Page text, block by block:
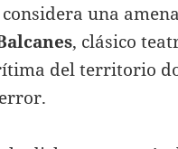
una
, clásico
del territorio